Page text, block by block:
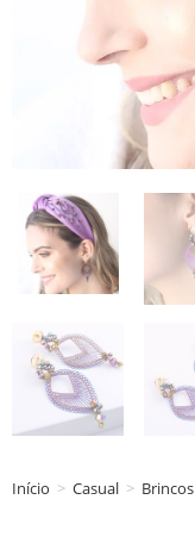
Início > Casual > Brincos